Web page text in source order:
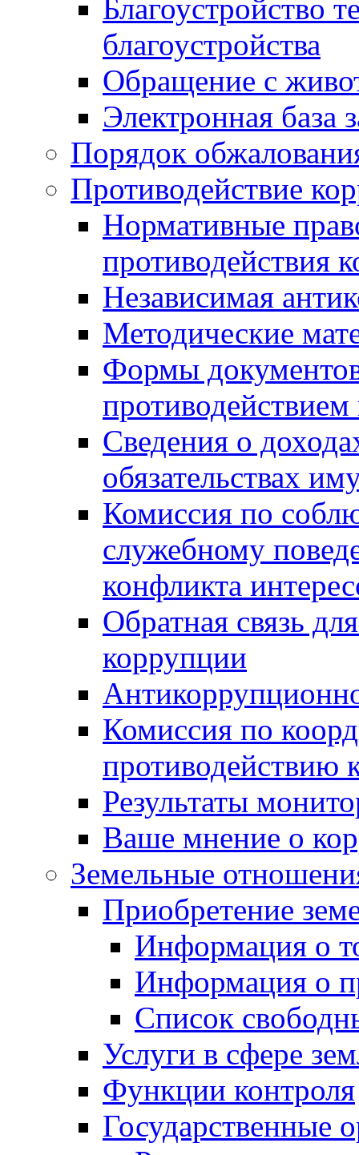
Благоустройство
благоустройства
Обращение с
Электронная база
Порядок
Противодействие
Нормативные
противодействия
Независимая
Методические
Формы
Сведения о
обязательствах
Комиссия по
служебному
конфликта
Обратная связь
коррупции
Комиссия по
противодействию
Результаты
Ваше мнение о
Земельные
Приобретение
Информация о
Информация о
Список
Услуги в сфере
Функции контроля
Государственные